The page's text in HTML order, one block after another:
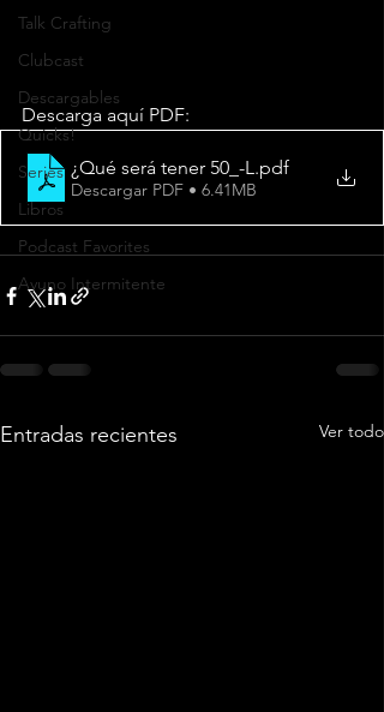
Talk Crafting
Clubcast
Descargables
Quicks!
Series
Libros
Podcast Favorites
Ayuno Intermitente
Descarga aquí PDF:
¿Qué será tener 50_-L .pdf
Descargar PDF • 6.41MB
Entradas recientes Ver todo